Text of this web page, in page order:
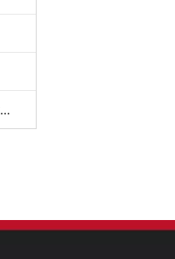
Alambres y cables personalizados